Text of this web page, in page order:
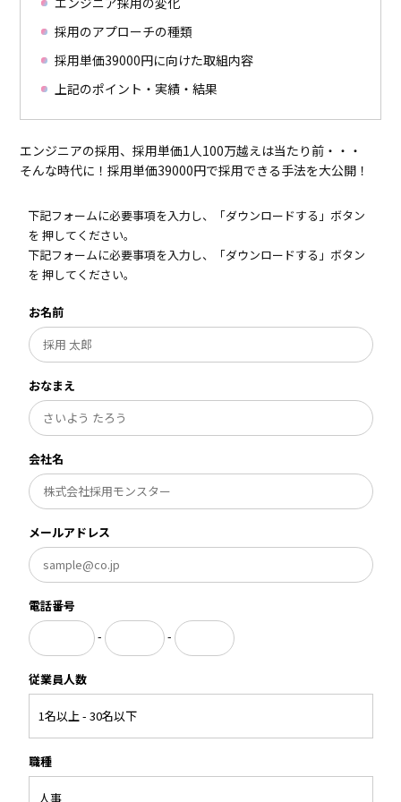
採用のアプローチの種類
採用単価39000円に向けた取組内容
上記のポイント・実績・結果
エンジニアの採用、採用単価1人100万越えは当たり前・・・
そんな時代に！採用単価39000円で採用できる手法を大公開！
下記フォームに必要事項を入力し、「ダウンロードする」ボタン
を 押してください。
下記フォームに必要事項を入力し、「ダウンロードする」ボタン
を 押してください。
お名前
おなまえ
会社名
メールアドレス
電話番号
-
-
従業員人数
職種